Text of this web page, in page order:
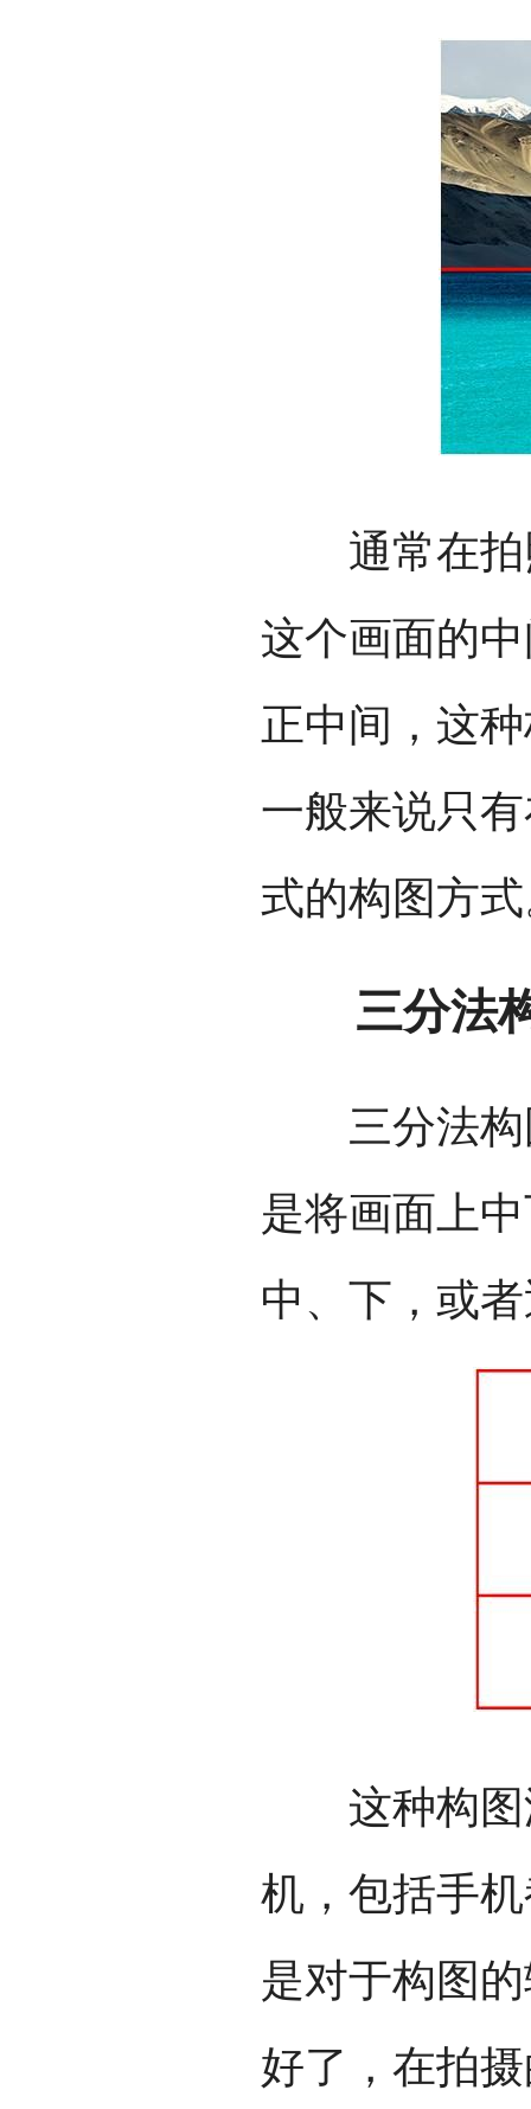
通常在拍
这个画面的
正中间，这
一般来说只
式的构图方
三分法
三分法构
是将画面上
中、下，或
这种构图
机，包括手
是对于构图
好了，在拍